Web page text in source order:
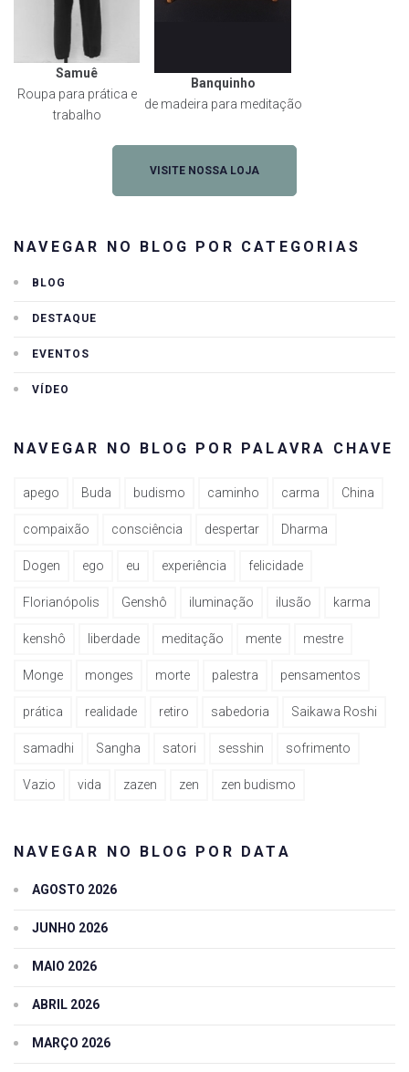
Samuê
Roupa para prática e
trabalho
Banquinho
de madeira para meditação
VISITE NOSSA LOJA
NAVEGAR NO BLOG POR CATEGORIAS
BLOG
DESTAQUE
EVENTOS
VÍDEO
NAVEGAR NO BLOG POR PALAVRA CHAVE
apego Buda budismo caminho carma China
compaixão consciência despertar Dharma
Dogen ego eu experiência felicidade
Florianópolis Genshô iluminação ilusão karma
kenshô liberdade meditação mente mestre
Monge monges morte palestra pensamentos
prática realidade retiro sabedoria Saikawa Roshi
samadhi Sangha satori sesshin sofrimento
Vazio vida zazen zen zen budismo
NAVEGAR NO BLOG POR DATA
AGOSTO 2026
JUNHO 2026
MAIO 2026
ABRIL 2026
MARÇO 2026